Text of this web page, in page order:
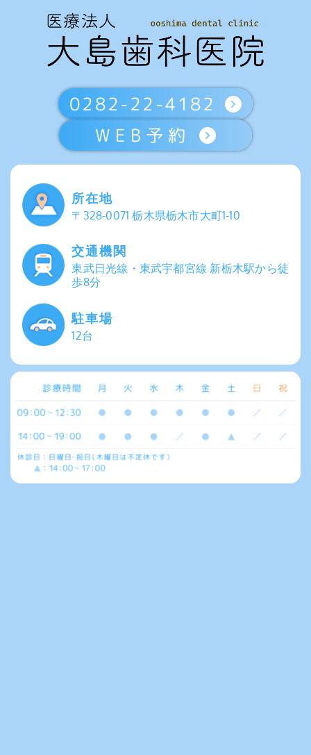
0282-22-4182
WEB予約
所在地
〒328-0071 栃木県栃木市大町1-10
交通機関
東武日光線・東武宇都宮線 新栃木駅から徒
歩8分
駐車場
12台